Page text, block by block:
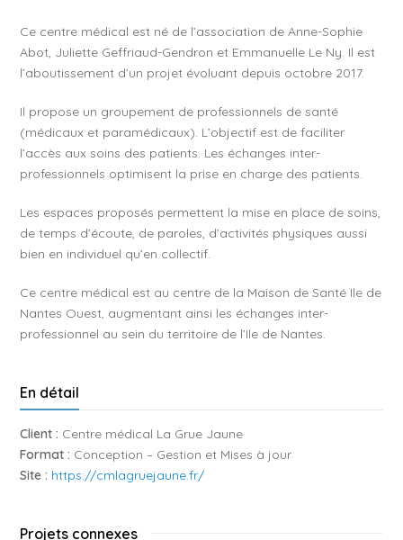
Ce centre médical est né de l’association de Anne-Sophie
Abot, Juliette Geffriaud-Gendron et Emmanuelle Le Ny. Il est
l’aboutissement d’un projet évoluant depuis octobre 2017.
Il propose un groupement de professionnels de santé
(médicaux et paramédicaux). L’objectif est de faciliter
l’accès aux soins des patients. Les échanges inter-
professionnels optimisent la prise en charge des patients.
Les espaces proposés permettent la mise en place de soins,
de temps d’écoute, de paroles, d’activités physiques aussi
bien en individuel qu’en collectif.
Ce centre médical est au centre de la Maison de Santé Ile de
Nantes Ouest, augmentant ainsi les échanges inter-
professionnel au sein du territoire de l’Ile de Nantes.
En détail
Client : Centre médical La Grue Jaune
Format : Conception – Gestion et Mises à jour
Site : https://cmlagruejaune.fr/
Projets connexes